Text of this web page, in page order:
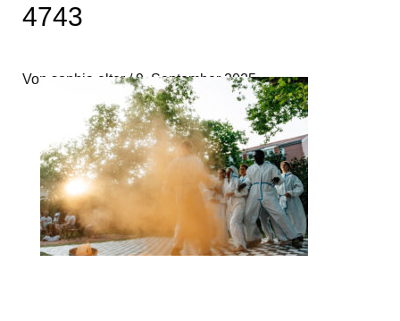
4743
Von sophia elter/9. September 2025